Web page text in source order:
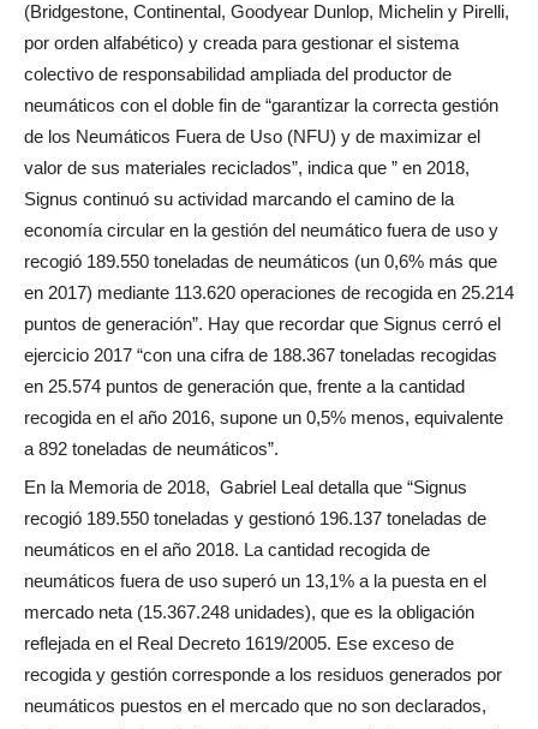
(Bridgestone, Continental, Goodyear Dunlop, Michelin y Pirelli,
por orden alfabético) y creada para gestionar el sistema
colectivo de responsabilidad ampliada del productor de
neumáticos con el doble fin de “garantizar la correcta gestión
de los Neumáticos Fuera de Uso (NFU) y de maximizar el
valor de sus materiales reciclados”, indica que ” en 2018,
Signus continuó su actividad marcando el camino de la
economía circular en la gestión del neumático fuera de uso y
recogió 189.550 toneladas de neumáticos (un 0,6% más que
en 2017) mediante 113.620 operaciones de recogida en 25.214
puntos de generación”. Hay que recordar que Signus cerró el
ejercicio 2017 “con una cifra de 188.367 toneladas recogidas
en 25.574 puntos de generación que, frente a la cantidad
recogida en el año 2016, supone un 0,5% menos, equivalente
a 892 toneladas de neumáticos”.
En la Memoria de 2018, Gabriel Leal detalla que “Signus
recogió 189.550 toneladas y gestionó 196.137 toneladas de
neumáticos en el año 2018. La cantidad recogida de
neumáticos fuera de uso superó un 13,1% a la puesta en el
mercado neta (15.367.248 unidades), que es la obligación
reflejada en el Real Decreto 1619/2005. Ese exceso de
recogida y gestión corresponde a los residuos generados por
neumáticos puestos en el mercado que no son declarados,